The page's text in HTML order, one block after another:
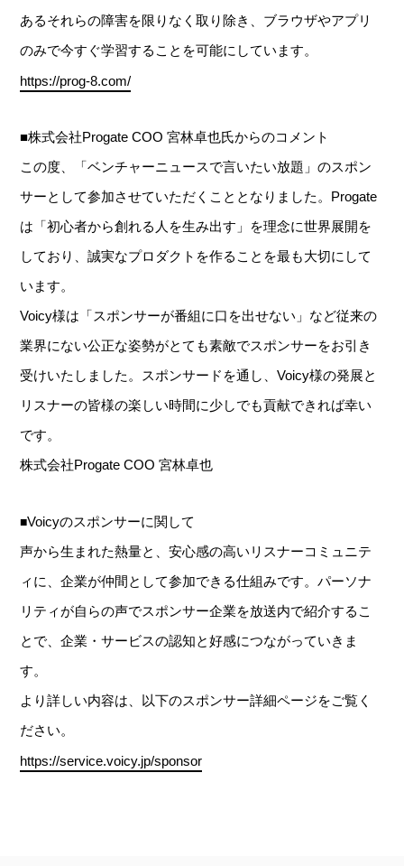
あるそれらの障害を限りなく取り除き、ブラウザやアプリ
のみで今すぐ学習することを可能にしています。
https://prog-8.com/
■株式会社Progate COO 宮林卓也氏からのコメント
この度、「ベンチャーニュースで言いたい放題」のスポン
サーとして参加させていただくこととなりました。Progate
は「初心者から創れる人を生み出す」を理念に世界展開を
しており、誠実なプロダクトを作ることを最も大切にして
います。
Voicy様は「スポンサーが番組に口を出せない」など従来の
業界にない公正な姿勢がとても素敵でスポンサーをお引き
受けいたしました。スポンサードを通し、Voicy様の発展と
リスナーの皆様の楽しい時間に少しでも貢献できれば幸い
です。
株式会社Progate COO 宮林卓也
■Voicyのスポンサーに関して
声から生まれた熱量と、安心感の高いリスナーコミュニテ
ィに、企業が仲間として参加できる仕組みです。パーソナ
リティが自らの声でスポンサー企業を放送内で紹介するこ
とで、企業・サービスの認知と好感につながっていきま
す。
より詳しい内容は、以下のスポンサー詳細ページをご覧く
ださい。
https://service.voicy.jp/sponsor